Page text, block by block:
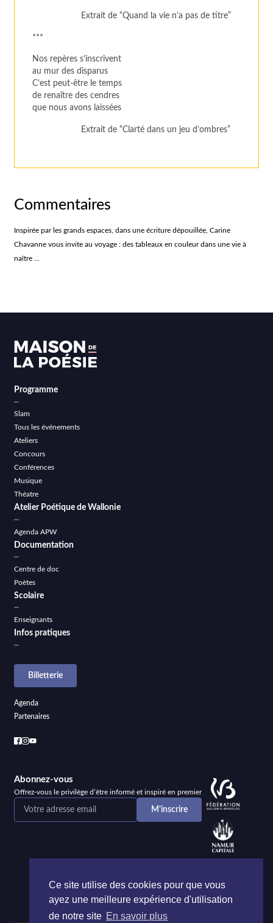
Extrait de “Quand la vie n’a pas de titre”
***
Nos repères s’inscrivent
au mur des disparus
C’est peut-être le temps
de renaître des cendres
que nous avons laissées
Extrait de “Clarté dans un jeu d’ombres”
Commentaires
Inspirée par les grands espaces, dans une écriture dépouillée, Carine
Chavanne vous invite au voyage : des tableaux en couleur dans une vie à
naître …
Programme
Slam
Tous les événements
Ateliers
Concours
Conférences
Musique
Théatre
Atelier Poétique de Wallonie
Agenda APW
Documentation
Centre de doc
Poètes
Scolaire
Enseignants
Infos pratiques
Billetterie
Agenda
Partenaires
Abonnez-vous
Offrez-vous le privilège d’être informé et inspiré en premier
Ce site utilise des cookies pour que vous
ayez une meilleure expérience d'utilisation
de notre site En savoir plus